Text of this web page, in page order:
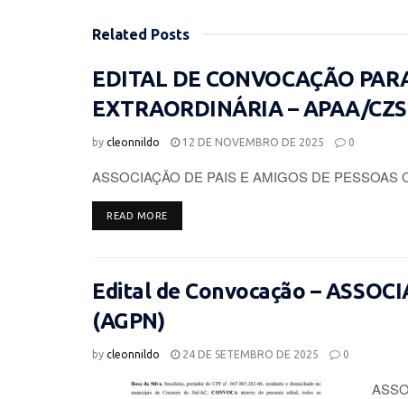
Related Posts
EDITAL DE CONVOCAÇÃO
EXTRAORDINÁRIA – APAA/CZS
by cleonnildo 12 DE NOVEMBRO DE 2025 0
ASSOCIAÇÃO DE PAIS E AMIGOS DE PESSOAS
READ MOREDETAILS
Edital de Convocação –
(AGPN)
by cleonnildo 24 DE SETEMBRO DE 2025 0